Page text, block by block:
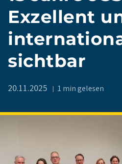
Exzellent
sichtbar
20.11.2025 1 min gelesen